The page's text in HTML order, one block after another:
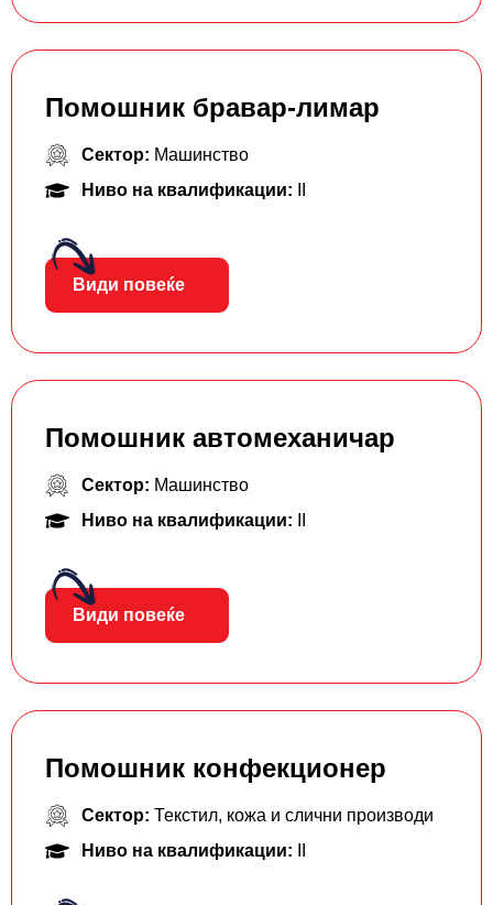
Помошник бравар-лимар
Сектор: Машинство
Ниво на квалификации:
Види повеќе
Помошник автомеханичар
Сектор: Машинство
Ниво на квалификации:
Види повеќе
Помошник конфекционер
Сектор: Текстил, кожа и слични производи
Ниво на квалификации: